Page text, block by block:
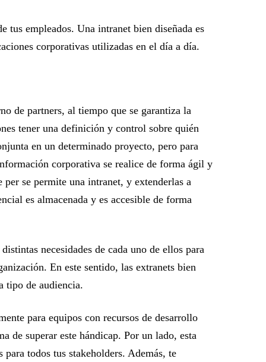
empleados. Una intranet bien diseñada es
corporativas utilizadas en el día a día.
de partners, al tiempo que se garantiza la
tener una definición y control sobre quién
en un determinado proyecto, pero para
corporativa se realice de forma ágil y
se permite una intranet, y extenderlas a
es almacenada y es accesible de forma
necesidades de cada uno de ellos para
En este sentido, las extranets bien
tipo de audiencia.
para equipos con recursos de desarrollo
de superar este hándicap. Por un lado, esta
todos tus stakeholders. Además, te